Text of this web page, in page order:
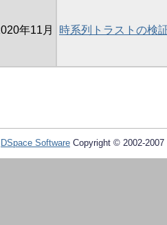
年11月 時系列トラストの検
DSpace Software Copyright © 2002-2007